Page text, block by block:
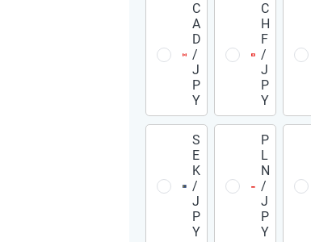
C
A
D
/
J
P
Y
C
H
F
/
J
P
Y
S
E
K
/
J
P
Y
P
L
N
/
J
P
Y